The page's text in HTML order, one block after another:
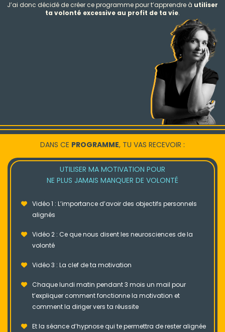
J’ai donc décidé de créer ce programme pour t’apprendre à utiliser
ta volonté excessive au profit de ta vie.
DANS CE PROGRAMME, TU VAS RECEVOIR :
UTILISER MA MOTIVATION POUR
NE PLUS JAMAIS MANQUER DE VOLONTÉ
Vidéo 1 : L’importance d’avoir des objectifs personnels
alignés
Vidéo 2 : Ce que nous disent les neurosciences de la
volonté
Vidéo 3 : La clef de ta motivation
Chaque lundi matin pendant 3 mois un mail pour
t’expliquer comment fonctionne la motivation et
comment la diriger vers ta réussite
Et la séance d’hypnose qui te permettra de rester alignée